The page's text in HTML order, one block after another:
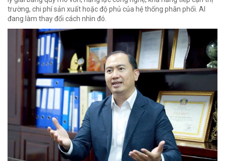
trường, chi phí sản xuất hoặc độ phủ của hệ thống phân phối. AI
đang làm thay đổi cách nhìn đó.